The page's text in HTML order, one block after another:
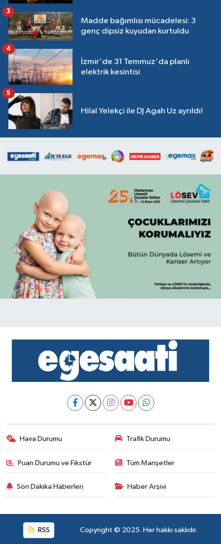
Madde bağımlısı mücadelesi: 3
genç dipsiz kuyudan kurtuldu
3
İzmir'de 31 Temmuz'da planlı
elektrik kesintisi
4
Hilal Yelekçi ile DJ Agah Uz ayrıldı!
5
Hava Durumu Trafik Durumu
Puan Durumu ve Fikstür Tüm Manşetler
Son Dakika Haberleri Haber Arşivi
RSS Copyright © 2025. Her hakkı saklıdır.